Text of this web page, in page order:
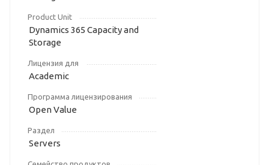
Product Unit
Dynamics 365 Capacity and
Storage
Лицензия для
Academic
Программа лицензирования
Open Value
Раздел
Servers